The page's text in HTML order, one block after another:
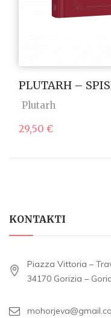
PLUTARH –
Plutarh
29,50 €
KONTAKTI
Piazza Vittoria –
34170 Gorizia –